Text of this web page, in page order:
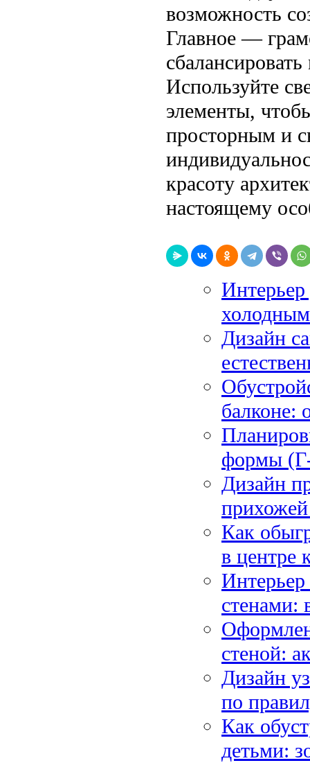
возможность
Главное —
Используйте
элементы,
просторным и
красоту
настоящему
Дизайн
балконе:
формы
Дизайн
Как
в центре
стенами:
стеной:
Дизайн
по
Как
детьми: